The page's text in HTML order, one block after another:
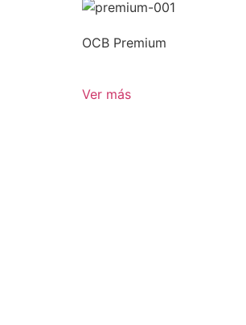
OCB Premium
Ver más